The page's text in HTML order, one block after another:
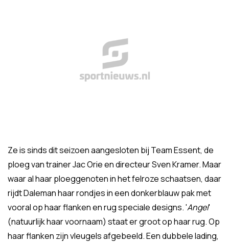
Ze is sinds dit seizoen aangesloten bij Team Essent, de
ploeg van trainer Jac Orie en directeur Sven Kramer. Maar
waar al haar ploeggenoten in het felroze schaatsen, daar
rijdt Daleman haar rondjes in een donkerblauw pak met
vooral op haar flanken en rug speciale designs. 'Angel'
(natuurlijk haar voornaam) staat er groot op haar rug. Op
haar flanken zijn vleugels afgebeeld. Een dubbele lading,